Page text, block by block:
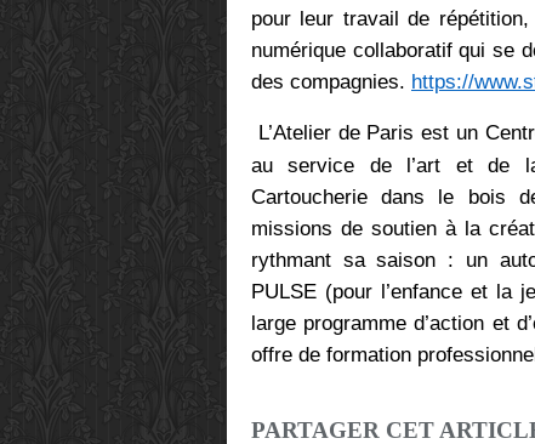
pour leur travail de
numérique collaboratif qui se
des compagnies. https://
L’Atelier de Paris est un
au service de l’art et de
Cartoucherie dans le bois
missions de soutien à la
rythmant sa saison : un
PULSE (pour l’enfance et la
large programme d’action et
offre de formation
PARTAGER CET